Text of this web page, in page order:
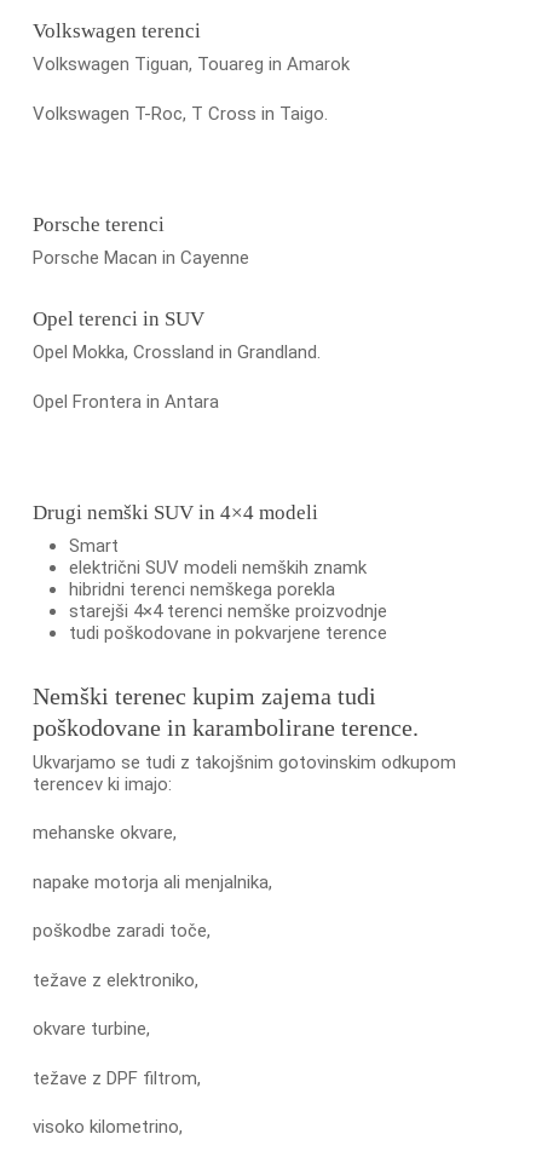
Volkswagen terenci
Volkswagen Tiguan, Touareg in Amarok
Volkswagen T-Roc, T Cross in Taigo.
Porsche terenci
Porsche Macan in Cayenne
Opel terenci in SUV
Opel Mokka, Crossland in Grandland.
Opel Frontera in Antara
Drugi nemški SUV in 4×4 modeli
Smart
električni SUV modeli nemških znamk
hibridni terenci nemškega porekla
starejši 4×4 terenci nemške proizvodnje
tudi poškodovane in pokvarjene terence
Nemški terenec kupim zajema tudi
poškodovane in karambolirane terence.
Ukvarjamo se tudi z takojšnim gotovinskim odkupom
terencev ki imajo:
mehanske okvare,
napake motorja ali menjalnika,
poškodbe zaradi toče,
težave z elektroniko,
okvare turbine,
težave z DPF filtrom,
visoko kilometrino,